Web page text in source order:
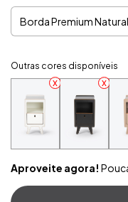
Outras cores disponíveis
Aproveite agora!